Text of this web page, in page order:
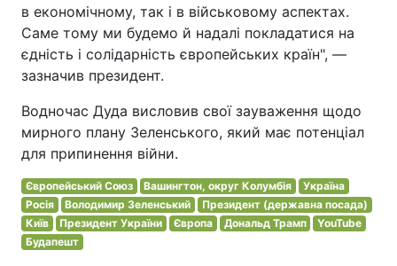
в економічному, так і в військовому аспектах.
Саме тому ми будемо й надалі покладатися на
єдність і солідарність європейських країн", —
зазначив президент.
Водночас Дуда висловив свої зауваження щодо
мирного плану Зеленського, який має потенціал
для припинення війни.
Європейський Союз Вашингтон, округ Колумбія
Україна
Росія
Володимир Зеленський
Президент (державна посада)
Київ
Президент України Європа Дональд Трамп
YouTube
Будапешт